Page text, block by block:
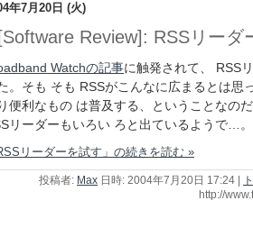
年7月20日 (火)
[Software Review]: RSSリーダ
Watchの記事に触発されて、 RSS
。そも そも RSSがこんなに広まるとは思
便利なもの は普及する、ということなの
リーダーもいろい ろと出ているようで…。
リーダーを試す」の続きを読む »
投稿者: Max 日時: 2004年7月20日 17:24
http://